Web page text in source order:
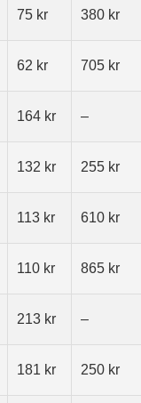
75 kr 380 kr
62 kr 705 kr
164 kr –
132 kr 255 kr
113 kr 610 kr
110 kr 865 kr
213 kr –
181 kr 250 kr